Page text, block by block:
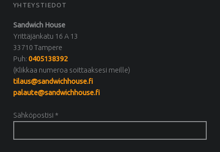
YHTEYSTIEDOT
Sandwich House
Yrittäjänkatu 16 A 13
33710 Tampere
Puh:0405138392
(Klikkaa numeroa soittaaksesi meille)
tilaus@sandwichhouse.fi
palaute@sandwichhouse.fi
Sähköpostisi *